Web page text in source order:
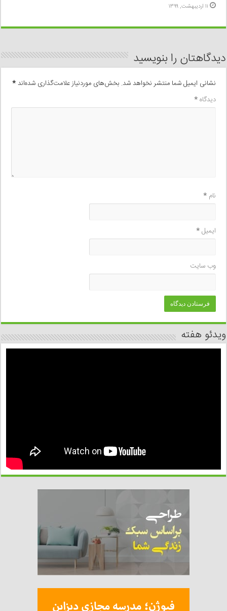
۱۱ اردیبهشت, ۱۳۹۹
دیدگاهتان را بنویسید
نشانی ایمیل شما منتشر نخواهد شد. بخش‌های موردنیاز علامت‌گذاری شده‌اند*
دیدگاه*
نام*
ایمیل*
وب‌ سایت
ویدئو هفته